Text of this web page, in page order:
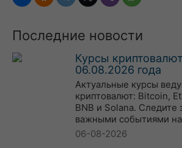
Последние новости
Курсы
06.08.2026 года
Актуальные курсы
криптовалют: Bitcoin,
BNB и Solana. Следите
важными событиями
06-08-2026